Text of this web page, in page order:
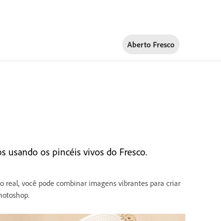
Aberto Fresco
usando os pincéis vivos do Fresco.
real, você pode combinar imagens vibrantes para criar